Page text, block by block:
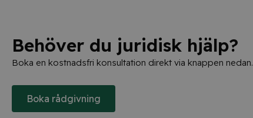
Behöver du juridisk hjälp?
Boka en kostnadsfri konsultation direkt via knappen nedan.
Boka rådgivning